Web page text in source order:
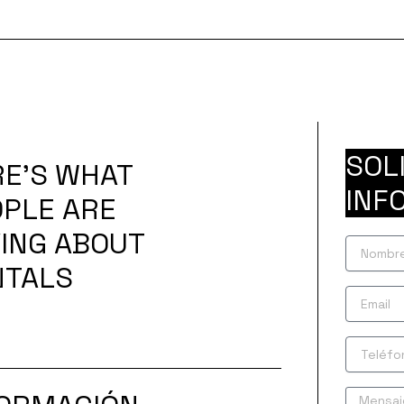
WHAT
ARE
ABOUT
Nombre
Email
Teléfono
Mensaje